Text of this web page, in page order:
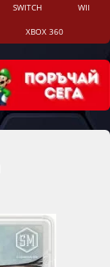
SWITCH WII
XBOX 360